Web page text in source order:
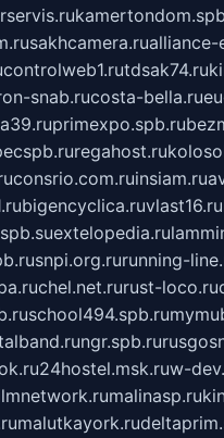
sakhcamera.rualliance-
controlweb1.rutdsak74.ru
snab.rucosta-bella.ru
primexpo.spb.ru
regahost.ru
consrio.com.ruinsiam.ru
bigencyclica.ruvlast16.ru
extelopedia.ru
snpi.org.rurunning-
chel.net.rurust-loco.ru
school494.spb.ru
ngr.spb.ru
24hostel.msk.ruw-
malinasp.ru
malutkayork.ru